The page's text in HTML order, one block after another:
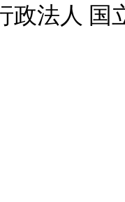
政法人 国